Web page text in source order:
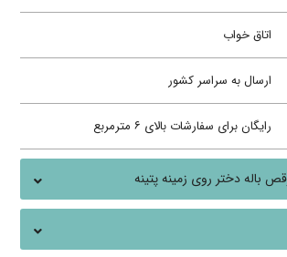
اتاق خواب
ارسال به سراسر کشور
رایگان برای سفارشات بالای ۶ مترمربع
باله دختر روی زمینه پتینه